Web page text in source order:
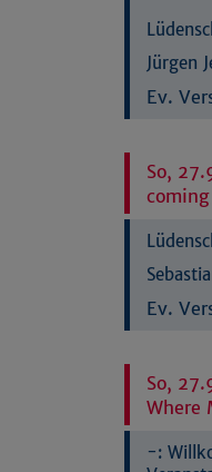
Jürgen
Ev.
So,
Ev.
So,
Where
-: